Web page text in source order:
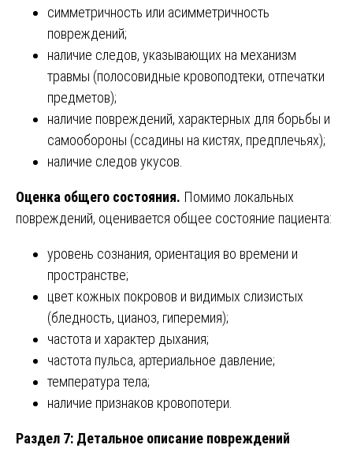
симметричность или асимметричность
повреждений;
наличие следов, указывающих на механизм
травмы (полосовидные кровоподтеки, отпечатки
предметов);
наличие повреждений, характерных для борьбы и
самообороны (ссадины на кистях, предплечьях);
наличие следов укусов.
Оценка общего состояния. Помимо локальных
повреждений, оценивается общее состояние пациента:
уровень сознания, ориентация во времени и
пространстве;
цвет кожных покровов и видимых слизистых
(бледность, цианоз, гиперемия);
частота и характер дыхания;
частота пульса, артериальное давление;
температура тела;
наличие признаков кровопотери.
Раздел 7: Детальное описание повреждений